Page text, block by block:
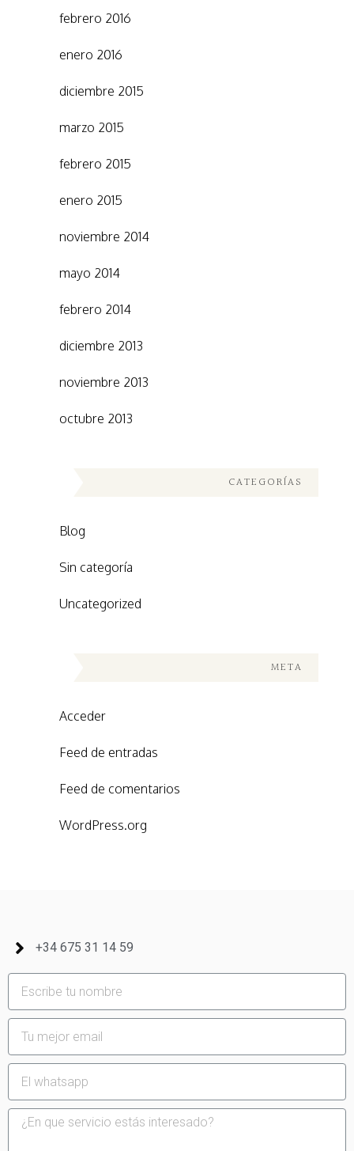
febrero 2016
enero 2016
diciembre 2015
marzo 2015
febrero 2015
enero 2015
noviembre 2014
mayo 2014
febrero 2014
diciembre 2013
noviembre 2013
octubre 2013
CATEGORÍAS
Blog
Sin categoría
Uncategorized
META
Acceder
Feed de entradas
Feed de comentarios
WordPress.org
+34 675 31 14 59